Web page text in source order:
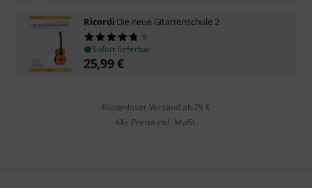
Ricordi Die neue Gitarrenschule 2
9
Sofort lieferbar
25,99€
Kostenloser Versand ab 29 €
Alle Preise inkl. MwSt.